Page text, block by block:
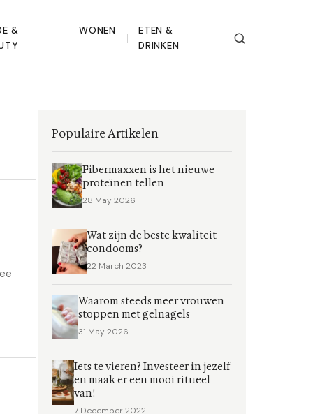
&
WONEN
ETEN &
DRINKEN
Populaire Artikelen
Fibermaxxen is het nieuwe
proteïnen tellen
28 May 2026
Wat zijn de beste kwaliteit
condooms?
22 March 2023
Waarom steeds meer vrouwen
stoppen met gelnagels
31 May 2026
Iets te vieren? Investeer in jezelf
en maak er een mooi ritueel
van!
7 December 2022